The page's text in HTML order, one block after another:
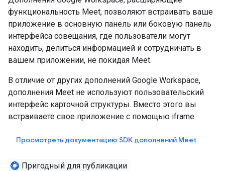
функциональность Meet, позволяют встраивать ваше
приложение в основную панель или боковую панель
интерфейса совещания, где пользователи могут
находить, делиться информацией и сотрудничать в
вашем приложении, не покидая Meet.
В отличие от других дополнений Google Workspace,
дополнения Meet не используют пользовательский
интерфейс карточной структуры. Вместо этого вы
встраиваете свое приложение с помощью iframe.
Просмотреть документацию SDK дополнений Meet
Пригодный для публикации